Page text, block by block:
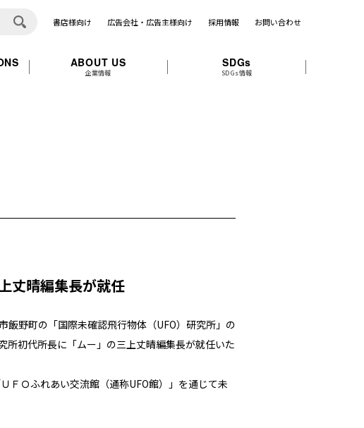
書店様向け 広告会社・広告主様向け 採用情報 お問い合わせ
ABOUT US
企業情報
SDGs
SDGs情報
丈晴編集長が就任
野町の「国際未確認飛行物体（UFO）研究所」の
初代所長に「ムー」の三上丈晴編集長が就任いた
ＦＯふれあい交流館（通称UFO館）」を通じて未